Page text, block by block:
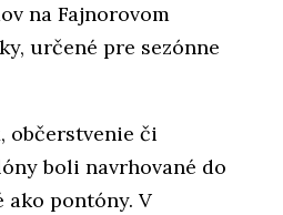
na Fajnorovom
určené pre sezónne
občerstvenie či
boli navrhované do
ako pontóny. V